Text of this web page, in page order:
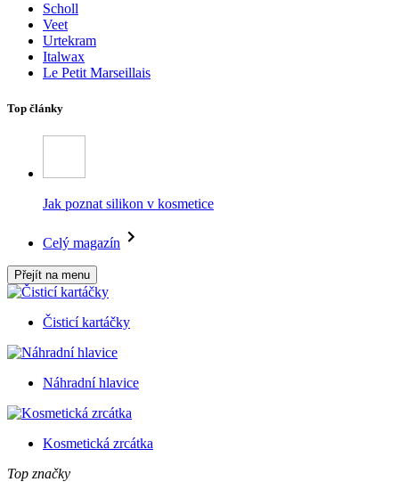
Scholl
Veet
Urtekram
Italwax
Le Petit Marseillais
Top články
Jak poznat silikon v kosmetice
Celý magazín
Přejít na menu
Čisticí kartáčky
Náhradní hlavice
Kosmetická zrcátka
Top značky